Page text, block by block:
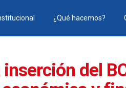
¿Qué hacemos?
del